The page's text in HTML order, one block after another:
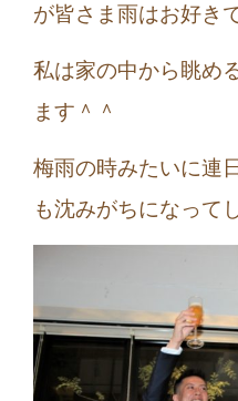
が皆さま雨はお好き
私は家の中から眺め
ます＾＾
梅雨の時みたいに連
も沈みがちになって